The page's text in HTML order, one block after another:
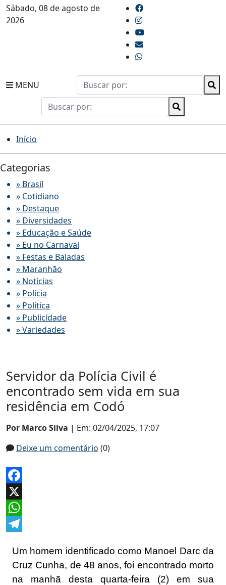
Sábado, 08 de agosto de
2026
MENU
Início
Categorias
» Brasil
» Cotidiano
» Destaque
» Diversidades
» Educação e Saúde
» Eu no Carnaval
» Festas e Baladas
» Maranhão
» Notícias
» Polícia
» Política
» Publicidade
» Variedades
Servidor da Polícia Civil é
encontrado sem vida em sua
residência em Codó
Por Marco Silva | Em: 02/04/2025, 17:07
Deixe um comentário (0)
Facebook
X
WhatsApp
Um homem identificado como Manoel Darc da
Cruz Cunha, de 48 anos, foi encontrado morto
na manhã desta quarta-feira (2) em sua